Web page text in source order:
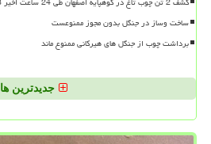
ساخت وساز در جنگل بدون مجوز ممنوعست
برداشت چوب از جنگل های هیرکانی ممنوع ماند
جدیدترین ها